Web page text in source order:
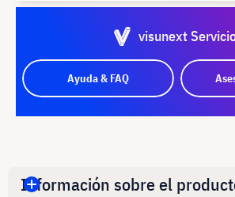
visunext
Ayuda & FAQ
Información sobre el